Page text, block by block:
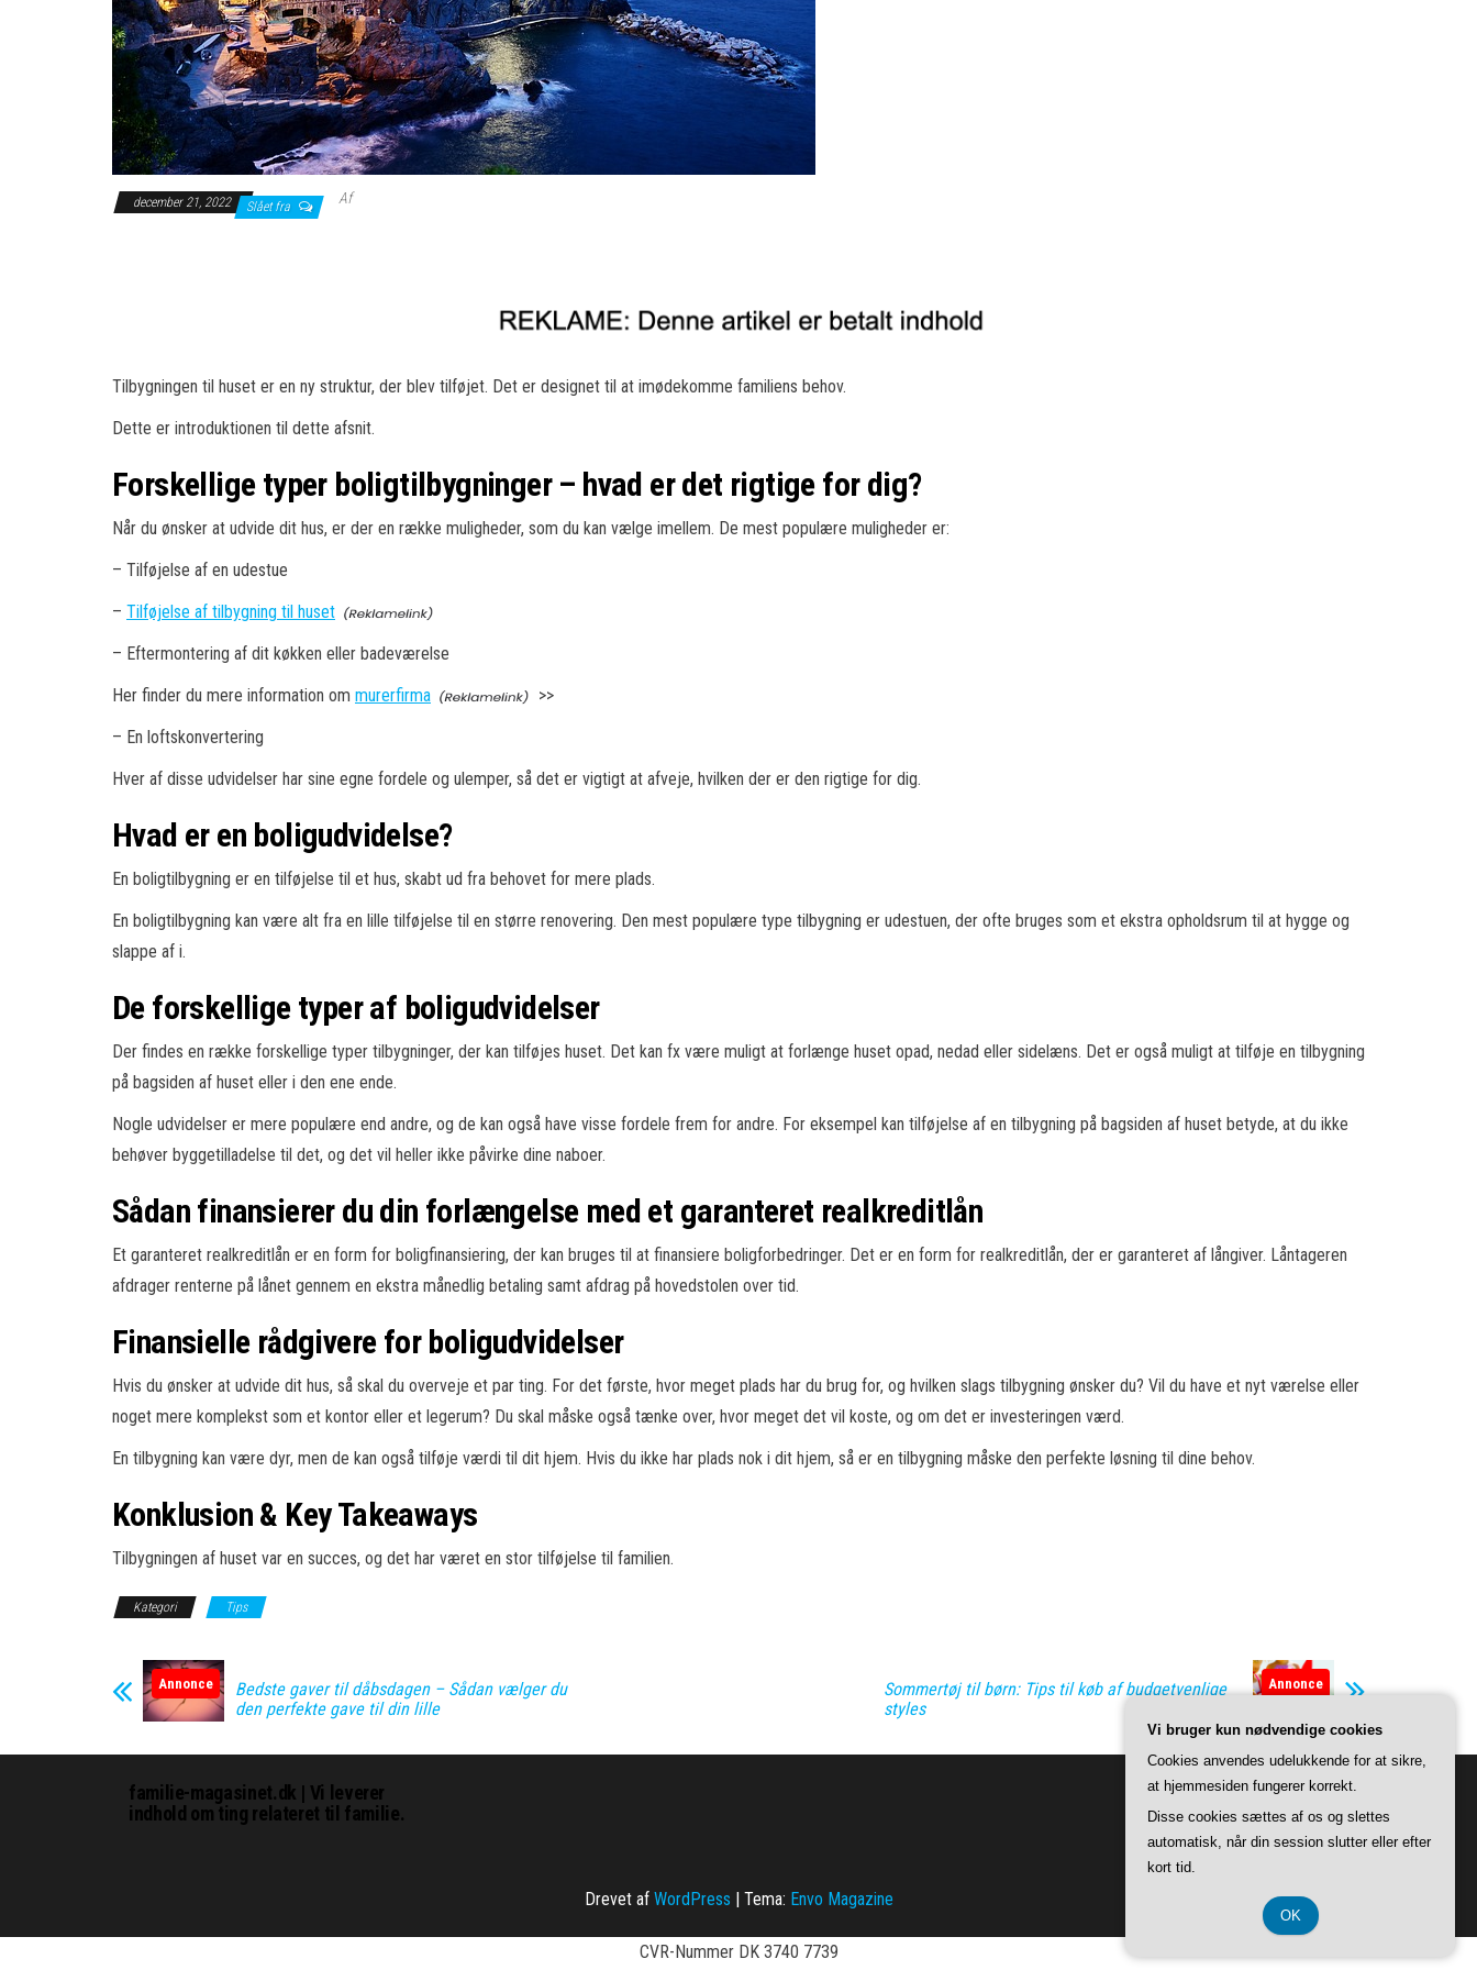
december 21, 2022 Slået fra Af
Tilbygningen til huset er en ny struktur, der blev tilføjet. Det er designet til at imødekomme familiens behov.
Dette er introduktionen til dette afsnit.
Forskellige typer boligtilbygninger – hvad er det rigtige for dig?
Når du ønsker at udvide dit hus, er der en række muligheder, som du kan vælge imellem. De mest populære muligheder er:
– Tilføjelse af en udestue
– Tilføjelse af tilbygning til huset
– Eftermontering af dit køkken eller badeværelse
Her finder du mere information om murerfirma
>>
– En loftskonvertering
Hver af disse udvidelser har sine egne fordele og ulemper, så det er vigtigt at afveje, hvilken der er den rigtige for dig.
Hvad er en boligudvidelse?
En boligtilbygning er en tilføjelse til et hus, skabt ud fra behovet for mere plads.
En boligtilbygning kan være alt fra en lille tilføjelse til en større renovering. Den mest populære type tilbygning er udestuen, der ofte bruges som et ekstra opholdsrum til at hygge og
slappe af i.
De forskellige typer af boligudvidelser
Der findes en række forskellige typer tilbygninger, der kan tilføjes huset. Det kan fx være muligt at forlænge huset opad, nedad eller sidelæns. Det er også muligt at tilføje en tilbygning
på bagsiden af huset eller i den ene ende.
Nogle udvidelser er mere populære end andre, og de kan også have visse fordele frem for andre. For eksempel kan tilføjelse af en tilbygning på bagsiden af huset betyde, at du ikke
behøver byggetilladelse til det, og det vil heller ikke påvirke dine naboer.
Sådan finansierer du din forlængelse med et garanteret realkreditlån
Et garanteret realkreditlån er en form for boligfinansiering, der kan bruges til at finansiere boligforbedringer. Det er en form for realkreditlån, der er garanteret af långiver. Låntageren
afdrager renterne på lånet gennem en ekstra månedlig betaling samt afdrag på hovedstolen over tid.
Finansielle rådgivere for boligudvidelser
Hvis du ønsker at udvide dit hus, så skal du overveje et par ting. For det første, hvor meget plads har du brug for, og hvilken slags tilbygning ønsker du? Vil du have et nyt værelse eller
noget mere komplekst som et kontor eller et legerum? Du skal måske også tænke over, hvor meget det vil koste, og om det er investeringen værd.
En tilbygning kan være dyr, men de kan også tilføje værdi til dit hjem. Hvis du ikke har plads nok i dit hjem, så er en tilbygning måske den perfekte løsning til dine behov.
Konklusion & Key Takeaways
Tilbygningen af huset var en succes, og det har været en stor tilføjelse til familien.
Kategori Tips
Annonce
Bedste gaver til dåbsdagen – Sådan vælger du
den perfekte gave til din lille
Annonce
Sommertøj til børn: Tips til køb af budgetvenlige
styles
familie-magasinet.dk | Vi leverer
indhold om ting relateret til familie.
Drevet af WordPress | Tema: Envo Magazine
CVR-Nummer DK 3740 7739
Vi bruger kun nødvendige cookies
Cookies anvendes udelukkende for at sikre,
at hjemmesiden fungerer korrekt.
Disse cookies sættes af os og slettes
automatisk, når din session slutter eller efter
kort tid.
OK